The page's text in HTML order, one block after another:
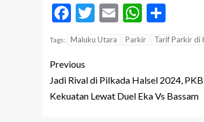
Facebook
Twitter
Email
Tags: Maluku Utara Parkir Tarif Parkir di
Previous
Jadi Rival di Pilkada Halsel 2024,
Kekuatan Lewat Duel Eka Vs Bassam